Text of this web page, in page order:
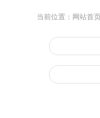
当前位置： 网站首页